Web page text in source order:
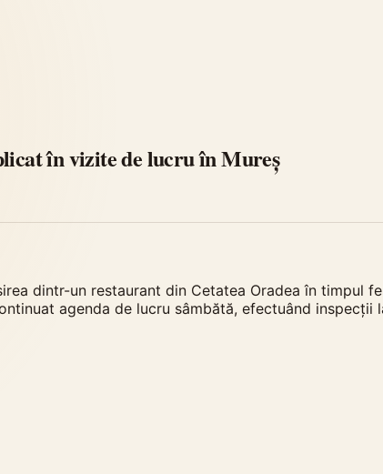
în vizite de lucru în Mureș
dintr-un restaurant din Cetatea Oradea în timpul
agenda de lucru sâmbătă, efectuând